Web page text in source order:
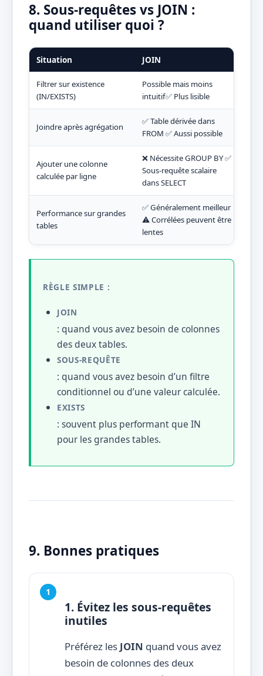
8. Sous-requêtes vs JOIN :
quand utiliser quoi ?
Situation JOIN
Filtrer sur existence
(IN/EXISTS)
Possible mais moins
intuitif✅ Plus lisible
Joindre après agrégation
✅ Table dérivée dans
FROM ✅ Aussi possible
Ajouter une colonne
calculée par ligne
❌ Nécessite GROUP BY ✅
Sous-requête scalaire
dans SELECT
Performance sur grandes
tables
✅ Généralement meilleur
⚠️ Corrélées peuvent être
lentes
RÈGLE SIMPLE :
JOIN
: quand vous avez besoin de colonnes
des deux tables.
SOUS-REQUÊTE
: quand vous avez besoin d’un filtre
conditionnel ou d’une valeur calculée.
EXISTS
: souvent plus performant que IN
pour les grandes tables.
9. Bonnes pratiques
1. Évitez les sous-requêtes
inutiles
Préférez les JOIN quand vous avez
besoin de colonnes des deux